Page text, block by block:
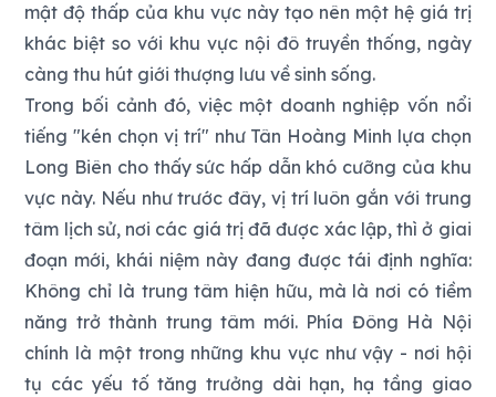
mật độ thấp của khu vực này tạo nên một hệ giá trị
khác biệt so với khu vực nội đô truyền thống, ngày
càng thu hút giới thượng lưu về sinh sống.
Trong bối cảnh đó, việc một doanh nghiệp vốn nổi
tiếng "kén chọn vị trí" như Tân Hoàng Minh lựa chọn
Long Biên cho thấy sức hấp dẫn khó cưỡng của khu
vực này. Nếu như trước đây, vị trí luôn gắn với trung
tâm lịch sử, nơi các giá trị đã được xác lập, thì ở giai
đoạn mới, khái niệm này đang được tái định nghĩa:
Không chỉ là trung tâm hiện hữu, mà là nơi có tiềm
năng trở thành trung tâm mới. Phía Đông Hà Nội
chính là một trong những khu vực như vậy - nơi hội
tụ các yếu tố tăng trưởng dài hạn, hạ tầng giao